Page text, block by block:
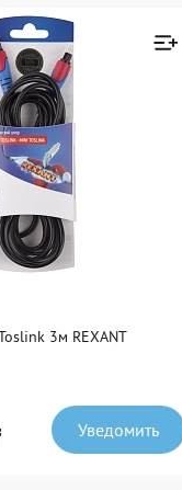
Товар добавлен к
сравнению
Перейти
3м REXANT
Уведомить